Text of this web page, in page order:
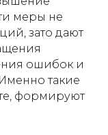
меры не
зато дают
ошибок и
такие
формируют